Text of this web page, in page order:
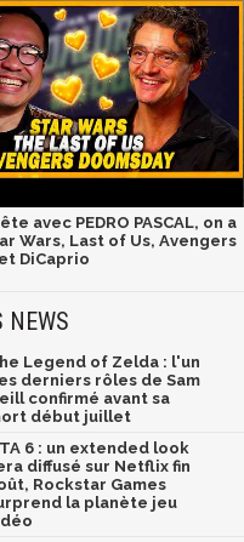
avec PEDRO PASCAL, on a
Wars, Last of Us, Avengers
DiCaprio
NEWS
Legend of Zelda : l'un
derniers rôles de Sam
confirmé avant sa
début juillet
6 : un extended look
diffusé sur Netflix fin
Rockstar Games
la planète jeu